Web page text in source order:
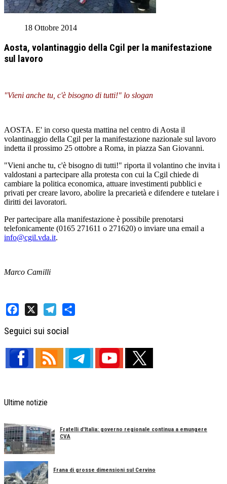
18 Ottobre 2014
Aosta, volantinaggio della Cgil per la manifestazione
sul lavoro
"Vieni anche tu, c'è bisogno di tutti!" lo slogan
AOSTA. E' in corso questa mattina nel centro di Aosta il
volantinaggio della Cgil per la manifestazione nazionale sul lavoro
indetta il prossimo 25 ottobre a Roma, in piazza San Giovanni.
"Vieni anche tu, c'è bisogno di tutti!" riporta il volantino che invita i
valdostani a partecipare alla protesta con cui la Cgil chiede di
cambiare la politica economica, attuare investimenti pubblici e
privati per creare lavoro, abolire la precarietà e difendere e tutelare i
diritti dei lavoratori.
Per partecipare alla manifestazione è possibile prenotarsi
telefonicamente (0165 271611 o 271620) o inviare una email a
info@cgil.vda.it.
Marco Camilli
Seguici sui social
Ultime notizie
Fratelli d'Italia: governo regionale continua a emungere
CVA
Frana di grosse dimensioni sul Cervino